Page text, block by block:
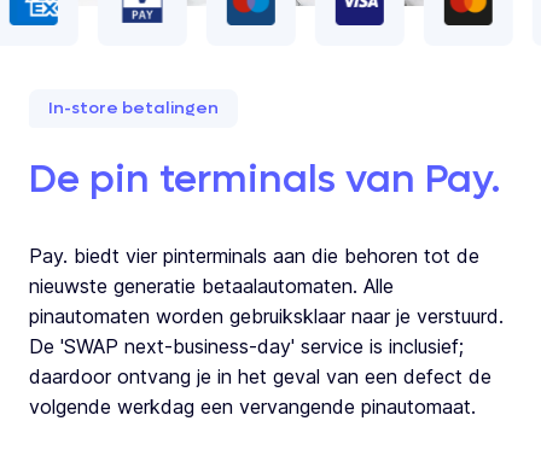
In-store betalingen
De pin terminals van Pay.
Pay. biedt vier pinterminals aan die behoren tot de
nieuwste generatie betaalautomaten. Alle
pinautomaten worden gebruiksklaar naar je verstuurd.
De 'SWAP next-business-day' service is inclusief;
daardoor ontvang je in het geval van een defect de
volgende werkdag een vervangende pinautomaat.